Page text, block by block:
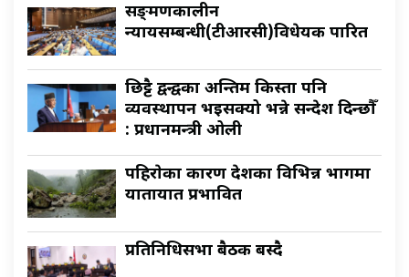
सङ्क्रमणकालीन
न्यायसम्बन्धी(टीआरसी)विधेयक पारित
छिट्टै द्वन्द्वका अन्तिम किस्ता पनि
व्यवस्थापन भइसक्यो भन्ने सन्देश दिन्छौँ
: प्रधानमन्त्री ओली
पहिराेका कारण देशका विभिन्न भागमा
यातायात प्रभावित
प्रतिनिधिसभा बैठक बस्दै